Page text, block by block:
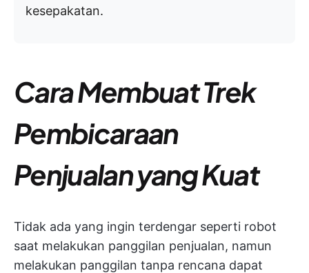
kesepakatan.
Cara Membuat Trek
Pembicaraan
Penjualan yang Kuat
Tidak ada yang ingin terdengar seperti robot
saat melakukan panggilan penjualan, namun
melakukan panggilan tanpa rencana dapat